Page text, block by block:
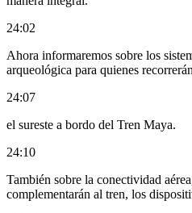
24:02
Ahora informaremos sobre los
arqueológica para quienes recorrerán
24:07
el sureste a bordo del Tren Maya.
24:10
También sobre la conectividad
complementarán al tren, los